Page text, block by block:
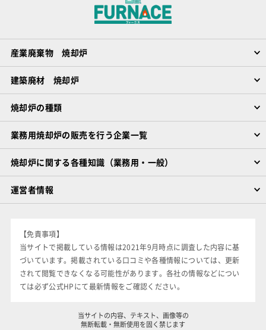
産業廃棄物 焼却炉
建築廃材 焼却炉
焼却炉の種類
業務用焼却炉の販売を行う企業一覧
焼却炉に関する各種知識（業務用・一般）
運営者情報
【免責事項】
当サイトで掲載している情報は2021年9月時点に調査した内容に基
づいています。掲載されている口コミや各種情報については、更新
されて閲覧できなくなる可能性があります。各社の情報などについ
ては必ず公式HPにて最新情報をご確認ください。
当サイトの内容、テキスト、画像等の
無断転載・無断使用を固く禁じます